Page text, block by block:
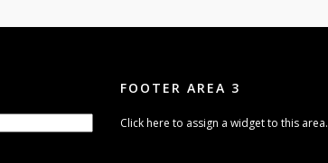
FOOTER AREA 3
Click here to assign a widget to this area.